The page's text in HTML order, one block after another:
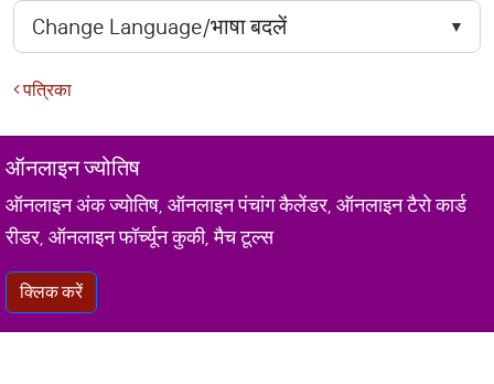
पत्रिका
ऑनलाइन ज्योतिष
ऑनलाइन अंक ज्योतिष, ऑनलाइन पंचांग कैलेंडर, ऑनलाइन टैरो कार्ड
रीडर, ऑनलाइन फॉर्च्यून कुकी, मैच टूल्स
क्लिक करें